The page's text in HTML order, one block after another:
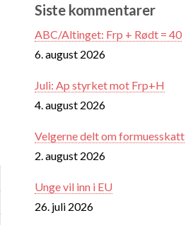
Siste kommentarer
ABC/Altinget: Frp + Rødt = 40
6. august 2026
Juli: Ap styrket mot Frp+H
4. august 2026
Velgerne delt om formuesskatt
2. august 2026
Unge vil inn i EU
26. juli 2026